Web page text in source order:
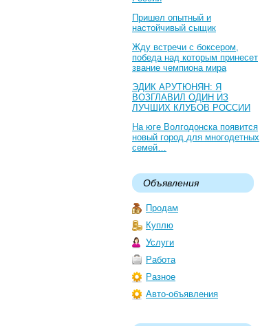
Пришел опытный и
настойчивый сыщик
Жду встречи с боксером,
победа над которым принесет
звание чемпиона мира
ЭДИК АРУТЮНЯН: Я
ВОЗГЛАВИЛ ОДИН ИЗ
ЛУЧШИХ КЛУБОВ РОССИИ
На юге Волгодонска появится
новый город для многодетных
семей…
Объявления
Продам
Куплю
Услуги
Работа
Разное
Авто-объявления